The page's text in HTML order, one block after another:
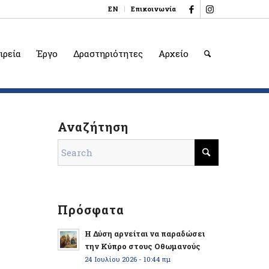
EN Επικοινωνία
Έργο Δραστηριότητες Αρχείο
Αναζήτηση
Πρόσφατα
Η Δύση αρνείται να παραδώσει
την Κύπρο στους Οθωμανούς
24 Ιουλίου 2026 - 10:44 πμ